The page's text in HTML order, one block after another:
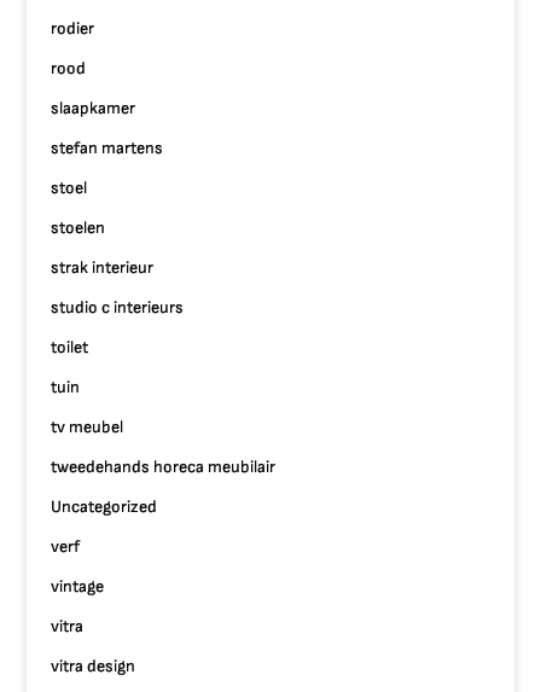
rodier
rood
slaapkamer
stefan martens
stoel
stoelen
strak interieur
studio c interieurs
toilet
tuin
tv meubel
tweedehands horeca meubilair
Uncategorized
verf
vintage
vitra
vitra design